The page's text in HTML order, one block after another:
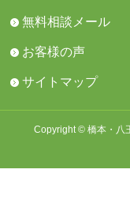
無料相談メール
お客様の声
サイトマップ
Copyright © 橋本・八